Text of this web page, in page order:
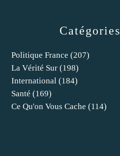
Catégories
Politique France (207)
La Vérité Sur (198)
International (184)
Santé (169)
Ce Qu'on Vous Cache (114)